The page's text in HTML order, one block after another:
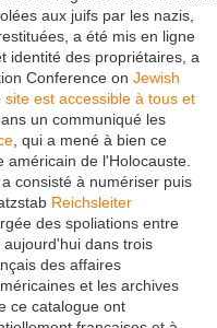
aux juifs par les nazis,
a été mis en ligne
identité des propriétaires, a
Conference on Jewish
site est accessible à tous et
un communiqué les
, qui a mené à bien ce
de l'Holocauste.
consisté à numériser puis
Reichsleiter
des spoliations entre
dans trois
des affaires
et les archives
ce catalogue ont